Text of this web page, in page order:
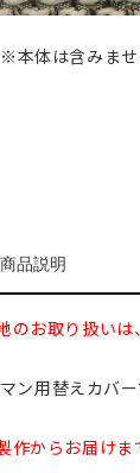
本体は含みま
商品説明
お取り扱いは
ン用替えカバー
からお届けま